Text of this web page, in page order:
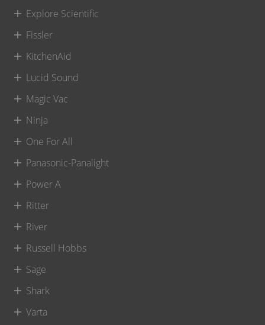
Explore Scientific
Fissler
KitchenAid
Lucid Sound
Magic Vac
Ninja
One For All
Panasonic-Panalight
Power A
Ritter
River
Russell Hobbs
Sage
Shark
Varta